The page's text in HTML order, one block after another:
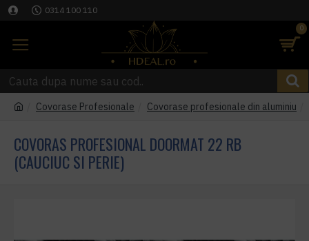
0314 100 110
0
Covorase Profesionale Covorase profesionale din aluminiu
COVORAS PROFESIONAL DOORMAT 22 RB
(CAUCIUC SI PERIE)